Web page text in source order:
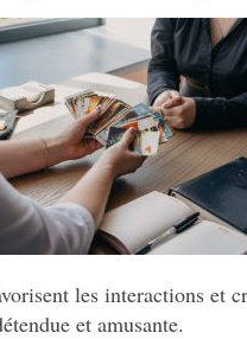
les interactions et
et amusante.